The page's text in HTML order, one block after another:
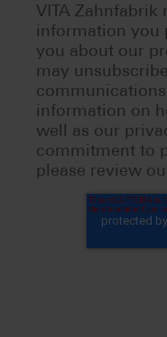
VITA Zahnfabrik
information you
you about our
may
information on
well as our
commitment to
please review